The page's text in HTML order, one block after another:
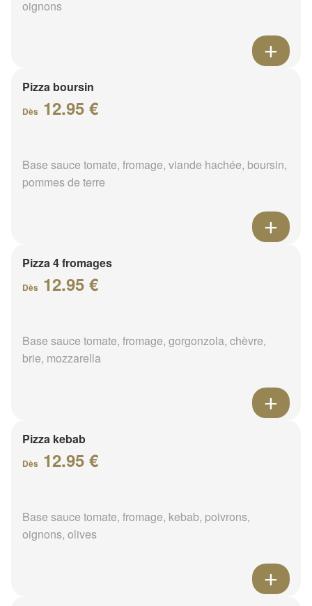
oignons
Pizza boursin
Dès 12.95 €
Base sauce tomate, fromage, viande hachée, boursin,
pommes de terre
Pizza 4 fromages
Dès 12.95 €
Base sauce tomate, fromage, gorgonzola, chèvre,
brie, mozzarella
Pizza kebab
Dès 12.95 €
Base sauce tomate, fromage, kebab, poivrons,
oignons, olives